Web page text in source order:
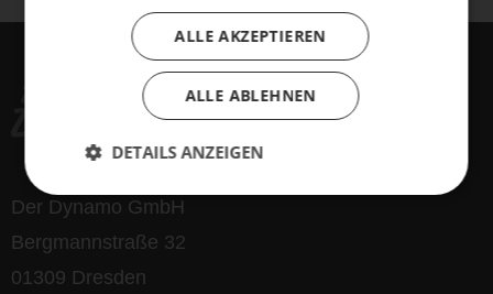
Der Dynamo GmbH
Bergmannstraße 32
01309 Dresden
ALLE AKZEPTIEREN
ALLE ABLEHNEN
DETAILS ANZEIGEN